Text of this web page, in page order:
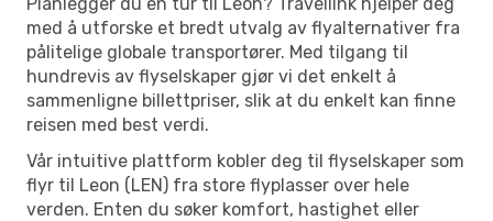
med å utforske et bredt utvalg av flyalternativer fra
pålitelige globale transportører. Med tilgang til
hundrevis av flyselskaper gjør vi det enkelt å
sammenligne billettpriser, slik at du enkelt kan finne
reisen med best verdi.
Vår intuitive plattform kobler deg til flyselskaper som
flyr til Leon (LEN) fra store flyplasser over hele
verden. Enten du søker komfort, hastighet eller